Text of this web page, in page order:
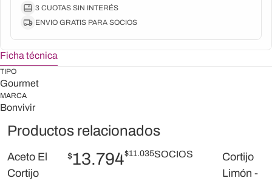
3 CUOTAS SIN INTERÉS
ENVIO GRATIS PARA SOCIOS
Ficha técnica
TIPO
Gourmet
MARCA
Bonvivir
Productos relacionados
Aceto El
Cortijo
$13.794$11.035SOCIOS
Cortijo
Limón -